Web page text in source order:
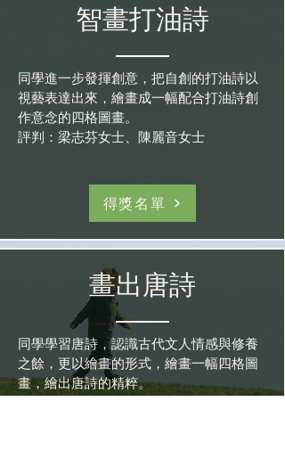
智畫打油詩
同學進一步發揮創意，把自創的打油詩以
視藝表達出來，繪畫成一幅配合打油詩創
作意念的四格圖畫。
評判：梁志芬女士、陳麗音女士
得獎名單
畫出唐詩
同學學習唐詩，認識古代文人情感與修養
之餘，更以繪畫的形式，繪畫一幅四格圖
畫，繪出唐詩的精粹。